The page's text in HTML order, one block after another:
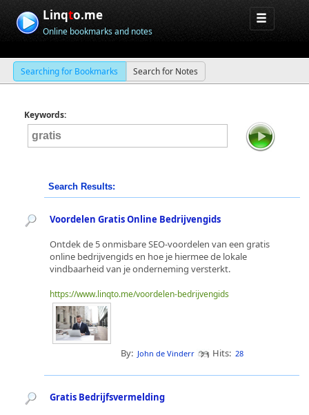
Linqto.me
Online bookmarks and notes
Searching for Bookmarks Search for Notes
Keywords:
Search Results:
Voordelen Gratis Online Bedrijvengids
Ontdek de 5 onmisbare SEO-voordelen van een gratis
online bedrijvengids en hoe je hiermee de lokale
vindbaarheid van je onderneming versterkt.
https://www.linqto.me/voordelen-bedrijvengids
By: John de Vinderr Hits: 28
Gratis Bedrijfsvermelding